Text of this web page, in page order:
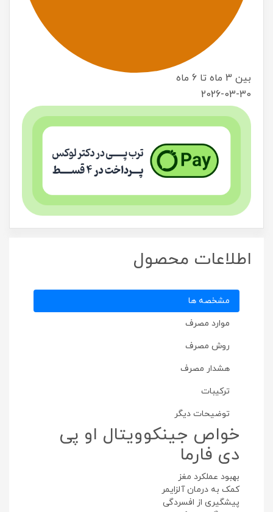
بین 3 ماه تا 6 ماه
2026-03-30
اطلاعات محصول
مشخصه ها
موارد مصرف
روش مصرف
هشدار مصرف
ترکیبات
توضیحات دیگر
خواص جینکوویتال او پی
دی فارما
بهبود عملکرد مغز
کمک به درمان آلزایمر
پیشگیری از افسردگی